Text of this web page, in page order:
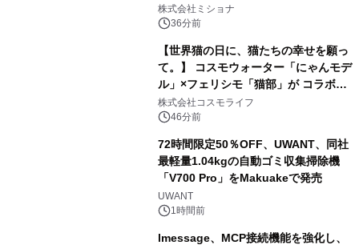
株式会社ミショナ
36分前
【世界猫の日に、猫たちの幸せを願っ
て。】 コスモウォーター「にゃんモデ
ル」×フェリシモ「猫部」が コラボキ
ャンペーンを実施
株式会社コスモライフ
46分前
72時間限定50％OFF、UWANT、同社
最軽量1.04kgの自動ゴミ収集掃除機
「V700 Pro」をMakuakeで発売
UWANT
1時間前
lmessage、MCP接続機能を強化し、